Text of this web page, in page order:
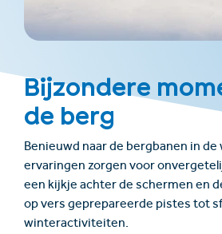
Bijzondere
de berg
Benieuwd naar de bergbanen in de
ervaringen zorgen voor
een kijkje achter de schermen en
op vers geprepareerde pistes tot
winteractiviteiten.